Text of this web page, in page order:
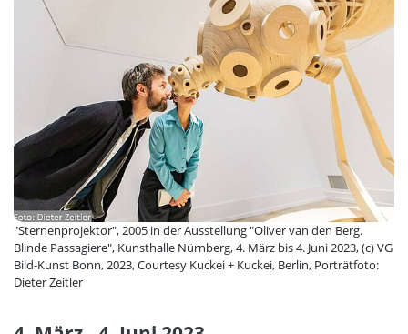
"Sternenprojektor", 2005 in der Ausstellung "Oliver van den Berg.
Blinde Passagiere", Kunsthalle Nürnberg, 4. März bis 4. Juni 2023, (c) VG
Bild-Kunst Bonn, 2023, Courtesy Kuckei + Kuckei, Berlin, Porträtfoto:
Dieter Zeitler